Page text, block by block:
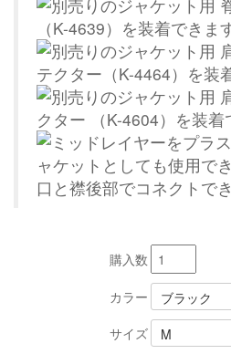
購入数
カラー
サイズ